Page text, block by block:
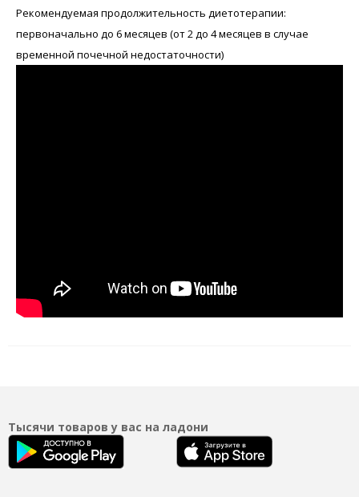
Рекомендуемая продолжительность диетотерапии:
первоначально до 6 месяцев (от 2 до 4 месяцев в случае
временной почечной недостаточности)
Тысячи товаров у вас на ладони